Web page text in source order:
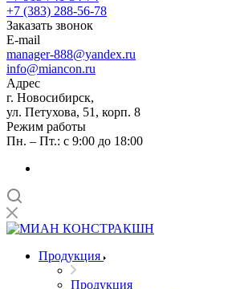
+7 (383) 288-56-78
Заказать звонок
E-mail
manager-888@yandex.ru
info@miancon.ru
Адрес
г. Новосибирск,
ул. Петухова, 51, корп. 8
Режим работы
Пн. – Пт.: с 9:00 до 18:00
Продукция
Продукция